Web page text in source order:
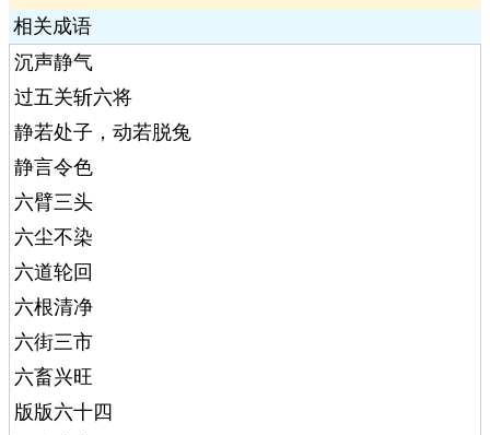
相关成语
沉声静气
过五关斩六将
静若处子，动若脱兔
静言令色
六臂三头
六尘不染
六道轮回
六根清净
六街三市
六畜兴旺
版版六十四